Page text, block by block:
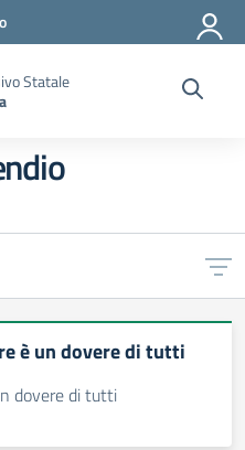
Statale
è un dovere di tutti
dovere di tutti